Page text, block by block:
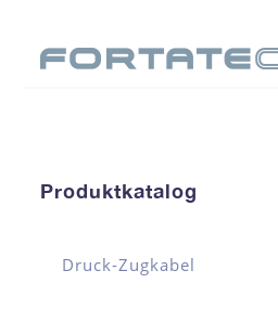
Produktkatalog
Druck-Zugkabel